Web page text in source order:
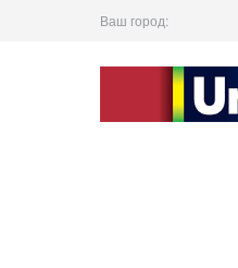
Ваш город: